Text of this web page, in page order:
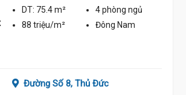
DT: 75.4 m² 4 phòng ngủ
88 triệu/m²
Đông Nam
Đường Số 8, Thủ Đức